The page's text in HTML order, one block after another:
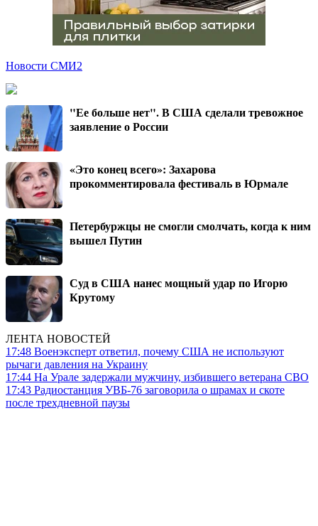
Новости СМИ2
"Ее больше нет". В США сделали тревожное
заявление о России
«Это конец всего»: Захарова
прокомментировала фестиваль в Юрмале
Петербуржцы не смогли смолчать, когда к ним
вышел Путин
Суд в США нанес мощный удар по Игорю
Крутому
ЛЕНТА НОВОСТЕЙ
17:48 Военэксперт ответил, почему США не используют
рычаги давления на Украину
17:44 На Урале задержали мужчину, избившего ветерана СВО
17:43 Радиостанция УВБ-76 заговорила о шрамах и скоте
после трехдневной паузы